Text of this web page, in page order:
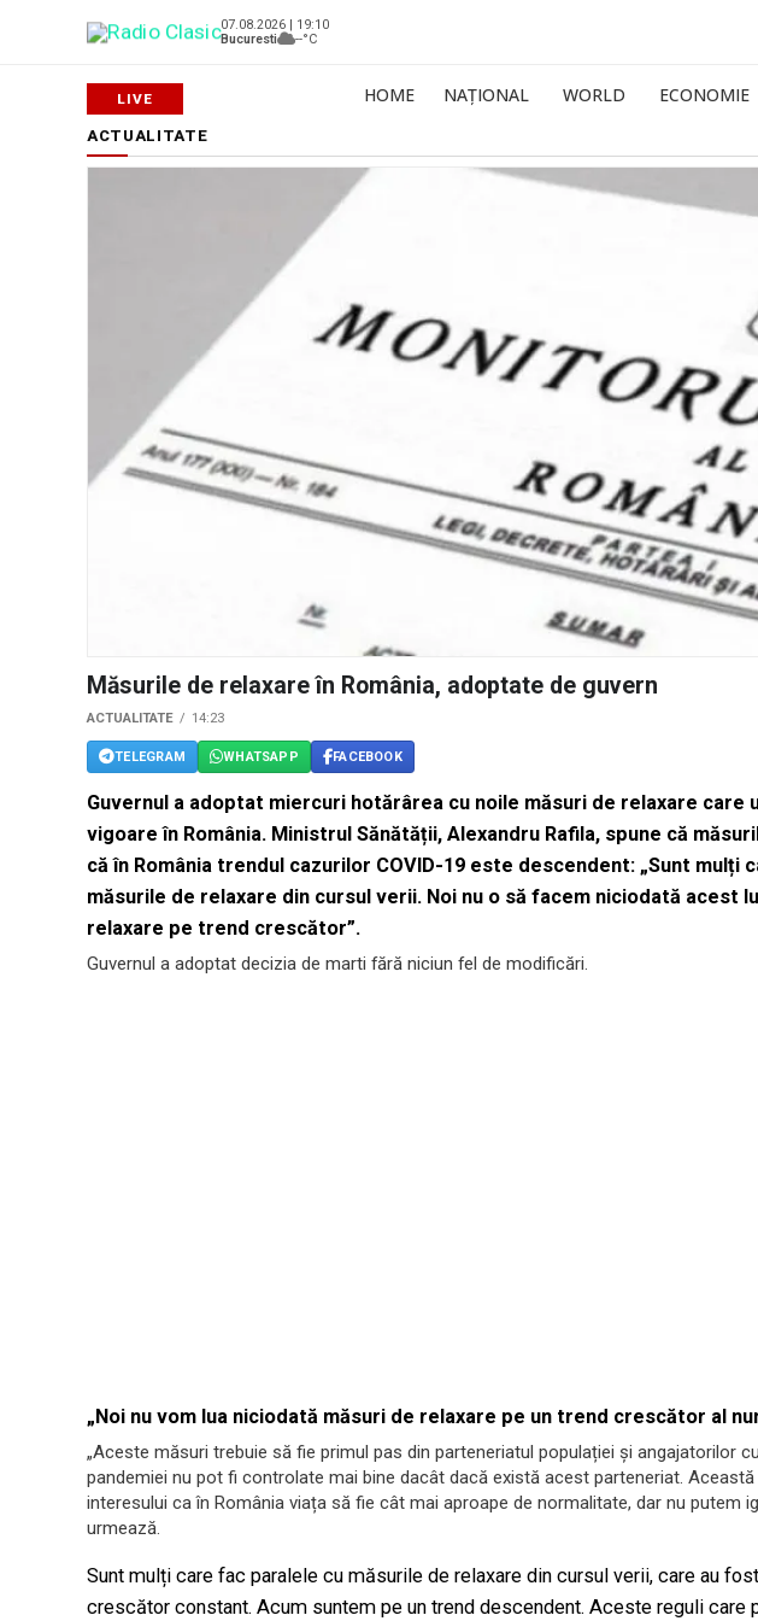
07.08.2026 | 19:10
Bucuresti
--°C
HOME NAȚIONAL WORLD ECONOMIE
ACTUALITATE
Măsurile de relaxare în România, adoptate de guvern
ACTUALITATE 14:23
TELEGRAM WHATSAPP FACEBOOK
Guvernul a adoptat miercuri hotărârea cu noile măsuri de relaxare care
vigoare în România. Ministrul Sănătății, Alexandru Rafila, spune că
că în România trendul cazurilor COVID-19 este descendent: „Sunt mulți
măsurile de relaxare din cursul verii. Noi nu o să facem niciodată acest
relaxare pe trend crescător”.
Guvernul a adoptat decizia de marti fără niciun fel de modificări.
„Noi nu vom lua niciodată măsuri de relaxare pe un trend crescător al
„Aceste măsuri trebuie să fie primul pas din parteneriatul populației și angajatorilor
pandemiei nu pot fi controlate mai bine dacât dacă există acest parteneriat.
interesului ca în România viața să fie cât mai aproape de normalitate, dar nu putem
urmează.
Sunt mulți care fac paralele cu măsurile de relaxare din cursul verii, care au
crescător constant. Acum suntem pe un trend descendent. Aceste reguli care